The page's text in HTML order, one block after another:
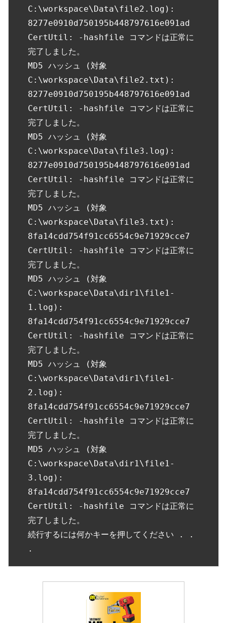
C:\workspace\Data\file2.log):
8277e0910d750195b448797616e091ad
CertUtil: -hashfile コマンドは正常に
完了しました。
MD5 ハッシュ (対象
C:\workspace\Data\file2.txt):
8277e0910d750195b448797616e091ad
CertUtil: -hashfile コマンドは正常に
完了しました。
MD5 ハッシュ (対象
C:\workspace\Data\file3.log):
8277e0910d750195b448797616e091ad
CertUtil: -hashfile コマンドは正常に
完了しました。
MD5 ハッシュ (対象
C:\workspace\Data\file3.txt):
8fa14cdd754f91cc6554c9e71929cce7
CertUtil: -hashfile コマンドは正常に
完了しました。
MD5 ハッシュ (対象
C:\workspace\Data\dir1\file1-
1.log):
8fa14cdd754f91cc6554c9e71929cce7
CertUtil: -hashfile コマンドは正常に
完了しました。
MD5 ハッシュ (対象
C:\workspace\Data\dir1\file1-
2.log):
8fa14cdd754f91cc6554c9e71929cce7
CertUtil: -hashfile コマンドは正常に
完了しました。
MD5 ハッシュ (対象
C:\workspace\Data\dir1\file1-
3.log):
8fa14cdd754f91cc6554c9e71929cce7
CertUtil: -hashfile コマンドは正常に
完了しました。
続行するには何かキーを押してください . .
.